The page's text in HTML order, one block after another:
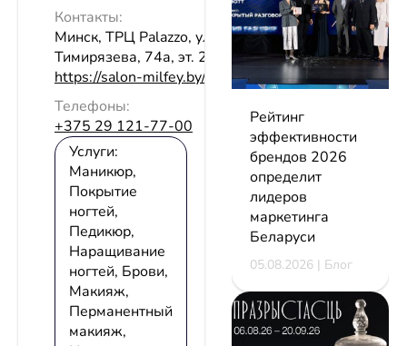
Контакты:
Минск, ТРЦ Palazzo, ул.
Тимирязева, 74а, эт. 2
https://salon-milfey.by/
Телефоны:
+375 29 121-77-00
Услуги:
Маникюр,
Покрытие
ногтей,
Педикюр,
Наращивание
ногтей, Брови,
Макияж,
Перманентный
макияж,
Рейтинг
эффективности
брендов 2026
определит
лидеров
маркетинга
Беларуси
05.08.2026 | Блог